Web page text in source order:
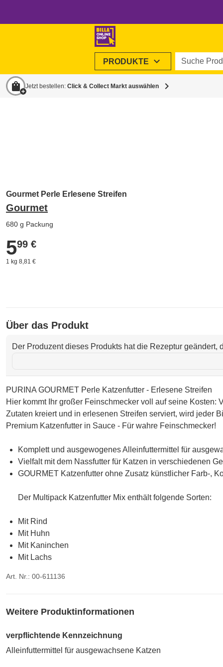
PRODUKTE expand_more Suche
shopping_bag Jetzt bestellen: Click & Collect Markt auswählen chevron_right
Gourmet Perle Erlesene Streifen
Gourmet
680 g Packung
5,99 €
599 €
1 kg 8,81 €
Über das Produkt
Der Produzent dieses Produkts hat die Rezeptur
PURINA GOURMET Perle Katzenfutter - Erlesene Streifen
Hier kommt Ihr großer Feinschmecker voll auf seine
Zutaten kreiert und in erlesenen Streifen serviert, wird jeder
Premium Katzenfutter in Sauce - Für wahre Feinschmecker!
Komplett und ausgewogenes Alleinfuttermittel für
Vielfalt mit dem Nassfutter für Katzen in verschiedenen
GOURMET Katzenfutter ohne Zusatz künstlicher Farb-,
Der Multipack Katzenfutter Mix enthält folgende Sorten:
Mit Rind
Mit Huhn
Mit Kaninchen
Mit Lachs
Art. Nr.: 00-611136
Weitere Produktinformationen
verpflichtende Kennzeichnung
Alleinfuttermittel für ausgewachsene Katzen